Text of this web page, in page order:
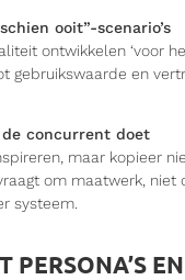
ooit”-scenario’s
ontwikkelen ‘voor
gebruikswaarde en
concurrent doet
maar kopieer
om maatwerk, niet
systeem.
PERSONA’S